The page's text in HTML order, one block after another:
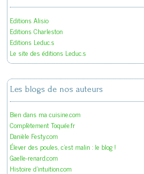
Editions Alisio
Editions Charleston
Editions Leduc.s
Le site des éditions Leduc.s
Les blogs de nos auteurs
Bien dans ma cuisine.com
Complètement Toquée.fr
Danièle Festy.com
Élever des poules, c'est malin : le blog !
Gaelle-renard.com
Histoire d'intuition.com